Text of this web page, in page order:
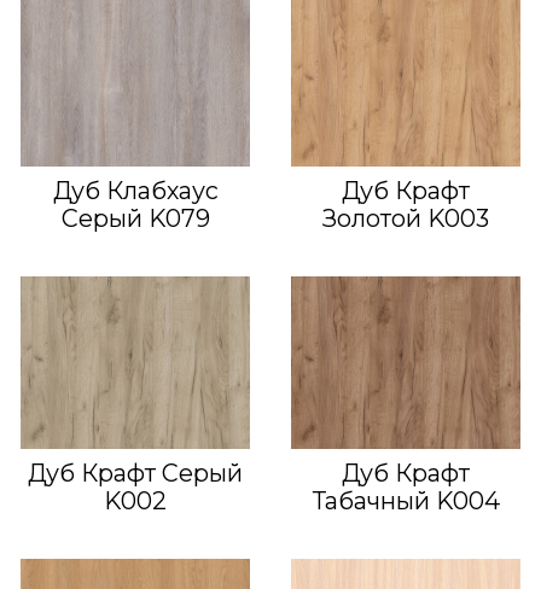
Дуб Клабхаус
Серый K079
Дуб Крафт
Золотой K003
Дуб Крафт Серый
K002
Дуб Крафт
Табачный K004